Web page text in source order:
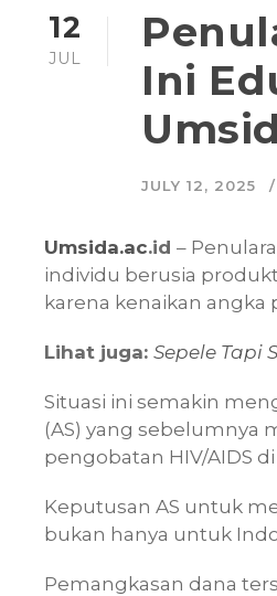
12
JUL
Ini
JULY 12, 2025
Umsida.ac.id –
individu berusia
karena kenaikan angka
Lihat juga: Sepele Tapi
Situasi ini semakin
(AS) yang sebelumnya
pengobatan HIV/AIDS
Keputusan AS untuk
bukan hanya untuk
Pemangkasan dana